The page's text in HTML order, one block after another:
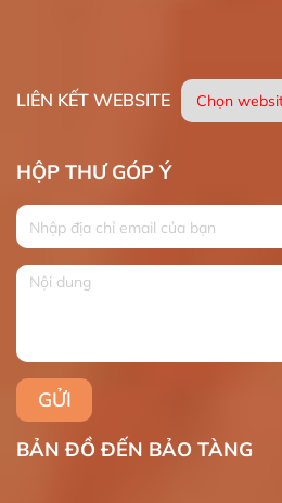
LIÊN KẾT WEBSITE
HỘP THƯ GÓP Ý
BẢN ĐỒ ĐẾN BẢO TÀNG